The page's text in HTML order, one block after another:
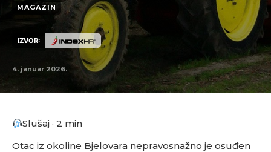
MAGAZIN
IZVOR:
4. januar 2026.
Slušaj · 2 min
Otac iz okoline Bjelovara nepravosnažno je osuđen